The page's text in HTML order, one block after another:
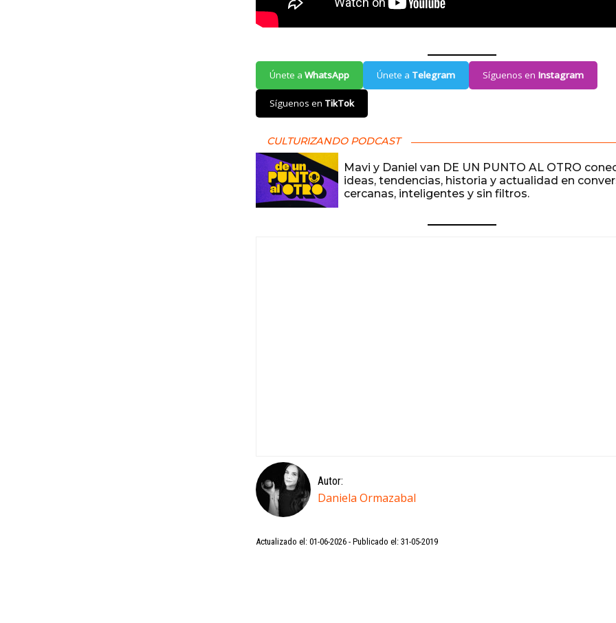
Únete a WhatsApp Únete a Telegram Síguenos en Instagram
Síguenos en TikTok
CULTURIZANDO PODCAST
Mavi y Daniel van DE UN PUNTO AL OTRO
ideas, tendencias, historia y actualidad en
cercanas, inteligentes y sin filtros.
Autor:
Daniela Ormazabal
Actualizado el: 01-06-2026 Publicado el: 31-05-2019